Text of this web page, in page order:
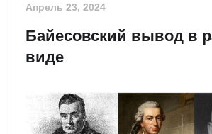
Апрель 23, 2024
Байесовский вывод в
виде